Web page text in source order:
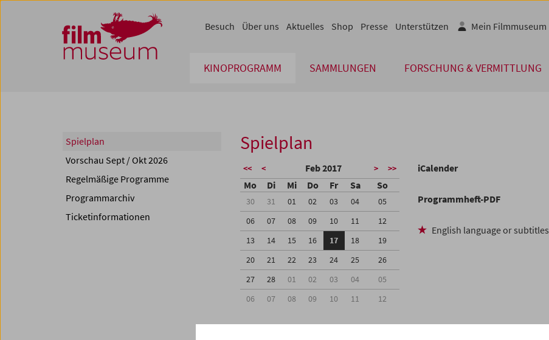
Zum Inhalt
Zum Hauptmenü
Zur Servicenavigation
Zum Suche
KINOPROGRAMM SAMMLUNGEN FORSCHUNG & VERMITTLUNG
Besuch Über uns Aktuelles Shop Presse Unterstützen Mein Filmmuseum
Spielplan
Vorschau Sept / Okt 2026
Regelmäßige Programme
Programmarchiv
Ticketinformationen
Spielplan
<< < Feb 2017 > >>
Mo Di Mi Do Fr Sa So
30 31 01 02 03 04
05
06
07 08 09 10 11
12
13
14 15 16 17 18
19
20
21 22 23 24 25
26
27
28 01 02 03 04
05
06
07 08 09 10 11 12
iCalender
Programmheft-PDF
English language or subtitles